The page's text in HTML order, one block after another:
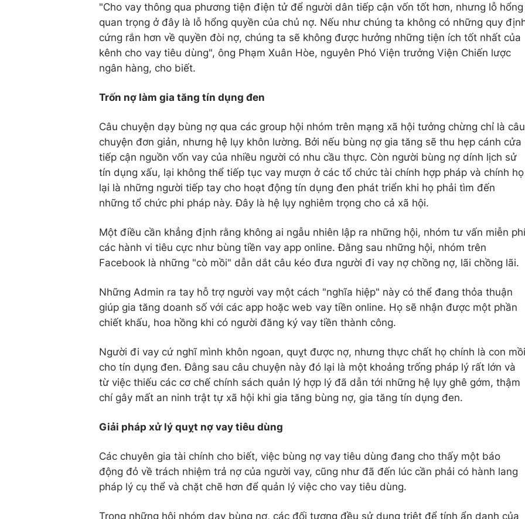
"Cho vay thông qua phương tiện điện tử để người dân tiếp cận vốn tốt hơn, nhưng lỗ hổng
quan trọng ở đây là lỗ hổng quyền của chủ nợ. Nếu như chúng ta không có những quy
cứng rắn hơn về quyền đòi nợ, chúng ta sẽ không được hưởng những tiện ích tốt nhất của
kênh cho vay tiêu dùng", ông Phạm Xuân Hòe, nguyên Phó Viện trưởng Viện Chiến lược
ngân hàng, cho biết.
Trốn nợ làm gia tăng tín dụng đen
Câu chuyện dạy bùng nợ qua các group hội nhóm trên mạng xã hội tưởng chừng chỉ là câu
chuyện đơn giản, nhưng hệ lụy khôn lường. Bởi nếu bùng nợ gia tăng sẽ thu hẹp cánh cửa
tiếp cận nguồn vốn vay của nhiều người có nhu cầu thực. Còn người bùng nợ dính lịch sử
tín dụng xấu, lại không thể tiếp tục vay mượn ở các tổ chức tài chính hợp pháp và chính họ
lại là những người tiếp tay cho hoạt động tín dụng đen phát triển khi họ phải tìm đến
những tổ chức phi pháp này. Đây là hệ lụy nghiêm trọng cho cả xã hội.
Một điều cần khẳng định rằng không ai ngẫu nhiên lập ra những hội, nhóm tư vấn miễn phí
các hành vi tiêu cực như bùng tiền vay app online. Đằng sau những hội, nhóm trên
Facebook là những "cò mồi" dẫn dắt câu kéo đưa người đi vay nợ chồng nợ, lãi chồng lãi.
Những Admin ra tay hỗ trợ người vay một cách "nghĩa hiệp" này có thể đang thỏa thuận
giúp gia tăng doanh số với các app hoặc web vay tiền online. Họ sẽ nhận được một phần
chiết khấu, hoa hồng khi có người đăng ký vay tiền thành công.
Người đi vay cứ nghĩ mình khôn ngoan, quỵt được nợ, nhưng thực chất họ chính là con mồi
cho tín dụng đen. Đằng sau câu chuyện này đó lại là một khoảng trống pháp lý rất lớn và
từ việc thiếu các cơ chế chính sách quản lý hợp lý đã dẫn tới những hệ lụy ghê gớm, thậm
chí gây mất an ninh trật tự xã hội khi gia tăng bùng nợ, gia tăng tín dụng đen.
Giải pháp xử lý quỵt nợ vay tiêu dùng
Các chuyên gia tài chính cho biết, việc bùng nợ vay tiêu dùng đang cho thấy một báo
động đỏ về trách nhiệm trả nợ của người vay, cũng như đã đến lúc cần phải có hành lang
pháp lý cụ thể và chặt chẽ hơn để quản lý việc cho vay tiêu dùng.
Trong những hội nhóm dạy bùng nợ, các đối tượng đều sử dụng triệt để tính ẩn danh của